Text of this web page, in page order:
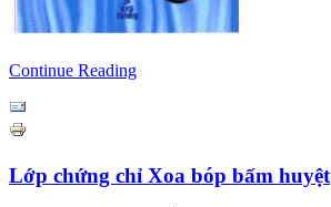
Continue Reading
Lớp chứng chỉ Xoa bóp bấm huyệt